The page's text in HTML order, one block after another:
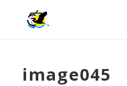
image045